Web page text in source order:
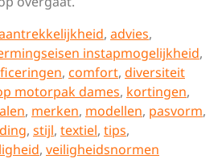
, advies,
instapmogelijkheid,
, comfort, diversiteit
motorpak dames, kortingen,
, merken, modellen, pasvorm,
, stijl, textiel, tips,
, veiligheidsnormen